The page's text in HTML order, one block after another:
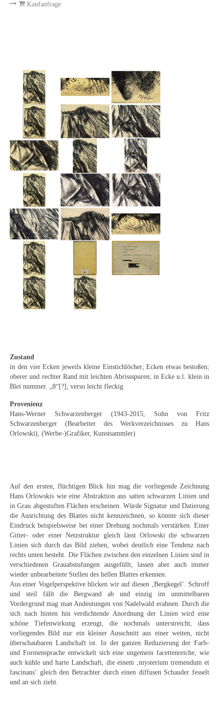
Erich Hartmann
Paul Segieth
Richard Sprick
Weitere Künstler 1900-1945
Kunst nach 1945
Helmut Diekmann
Hermann Dieste
August Lange-Brock
Ludwig (Luis) Neu
Ferdinand Springer
Arne Siegfried
Curt Wittenbecher
Weitere Künstler nach 1945
Herkunft & Wirkungsstätte
Berliner Künstler
Düsseldorfer Künstler
Fränkische Künstler
Pfälzer Künstler
Schwäbische Künstler
Weitere
Expressiver Realismus
Motive
Abstraktion
Industrie & Arbeit
Mediterrane Landschaft
Norddeutsche Landschaften
Süddeutsche Landschaft
Kaufanfrage
Zustand
in den vier Ecken jeweils kleine Einstichlöcher; Ecken etwas bestoßen;
oberer und rechter Rand mit leichten Abrissspuren; in Ecke u.l. klein in
Blei nummer. „8“[?]; verso leicht fleckig
Provenienz
Hans-Werner Schwarzenberger (1943-2015, Sohn von Fritz
Schwarzenberger (Bearbeiter des Werkverzeichnisses zu Hans
Orlowski), (Werbe-)Grafiker, Kunstsammler)
Auf den ersten, flüchtigen Blick hin mag die vorliegende Zeichnung
Hans Orlowskis wie eine Abstraktion aus satten schwarzen Linien und
in Grau abgestuften Flächen erscheinen. Würde Signatur und Datierung
die Ausrichtung des Blattes nicht kennzeichnen, so könnte sich dieser
Eindruck beispielsweise bei einer Drehung nochmals verstärken. Einer
Gitter- oder einer Netzstruktur gleich lässt Orlowski die schwarzen
Linien sich durch das Bild ziehen, wobei deutlich eine Tendenz nach
rechts unten besteht. Die Flächen zwischen den einzelnen Linien sind in
verschiedenen Grauabstufungen ausgefüllt, lassen aber auch immer
wieder unbearbeitete Stellen des hellen Blattes erkennen.
Aus einer Vogelperspektive blicken wir auf diesen ‚Bergkegel‘. Schroff
und steil fällt die Bergwand ab und einzig im unmittelbaren
Vordergrund mag man Andeutungen von Nadelwald erahnen. Durch die
sich nach hinten hin verdichtende Anordnung der Linien wird eine
schöne Tiefenwirkung erzeugt, die nochmals unterstreicht, dass
vorliegendes Bild nur ein kleiner Ausschnitt aus einer weiten, nicht
überschaubaren Landschaft ist. In der ganzen Reduzierung der Farb-
und Formensprache entwickelt sich eine ungemein facettenreiche, wie
auch kühle und harte Landschaft, die einem ‚mysterium tremendum et
fascinans‘ gleich den Betrachter durch einen diffusen Schauder fesselt
und an sich zieht.